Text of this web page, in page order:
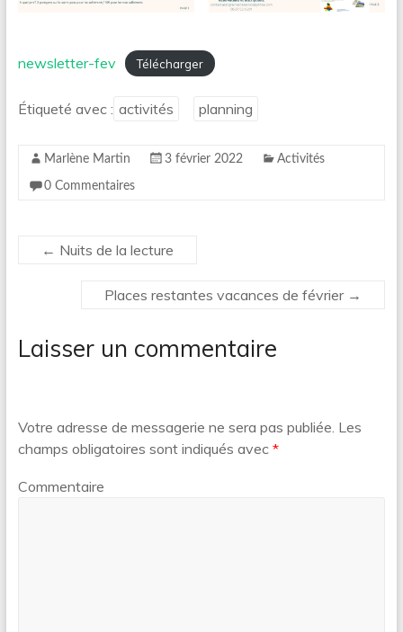
newsletter-fev Télécharger
Étiqueté avec : activités planning
Marlène Martin 3 février 2022 Activités
0 Commentaires
← Nuits de la lecture
Places restantes vacances de février →
Laisser un commentaire
Votre adresse de messagerie ne sera pas publiée. Les
champs obligatoires sont indiqués avec *
Commentaire